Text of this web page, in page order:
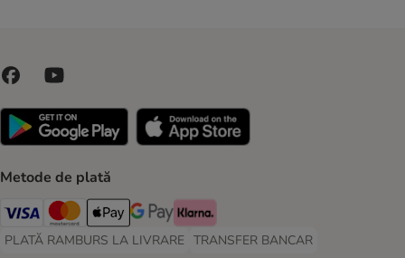
Metode de plată
Visa Payment Method
Master Card Payment Method
Apple Pay Payment Method
Google Pay Payment Method
Klarna Payment Method
PLATĂ RAMBURS LA LIVRARE
PLATĂ RAMBURS LA LIVRARE Payment Method
TRANSFER BANCAR
TRANSFER BANCAR Payment